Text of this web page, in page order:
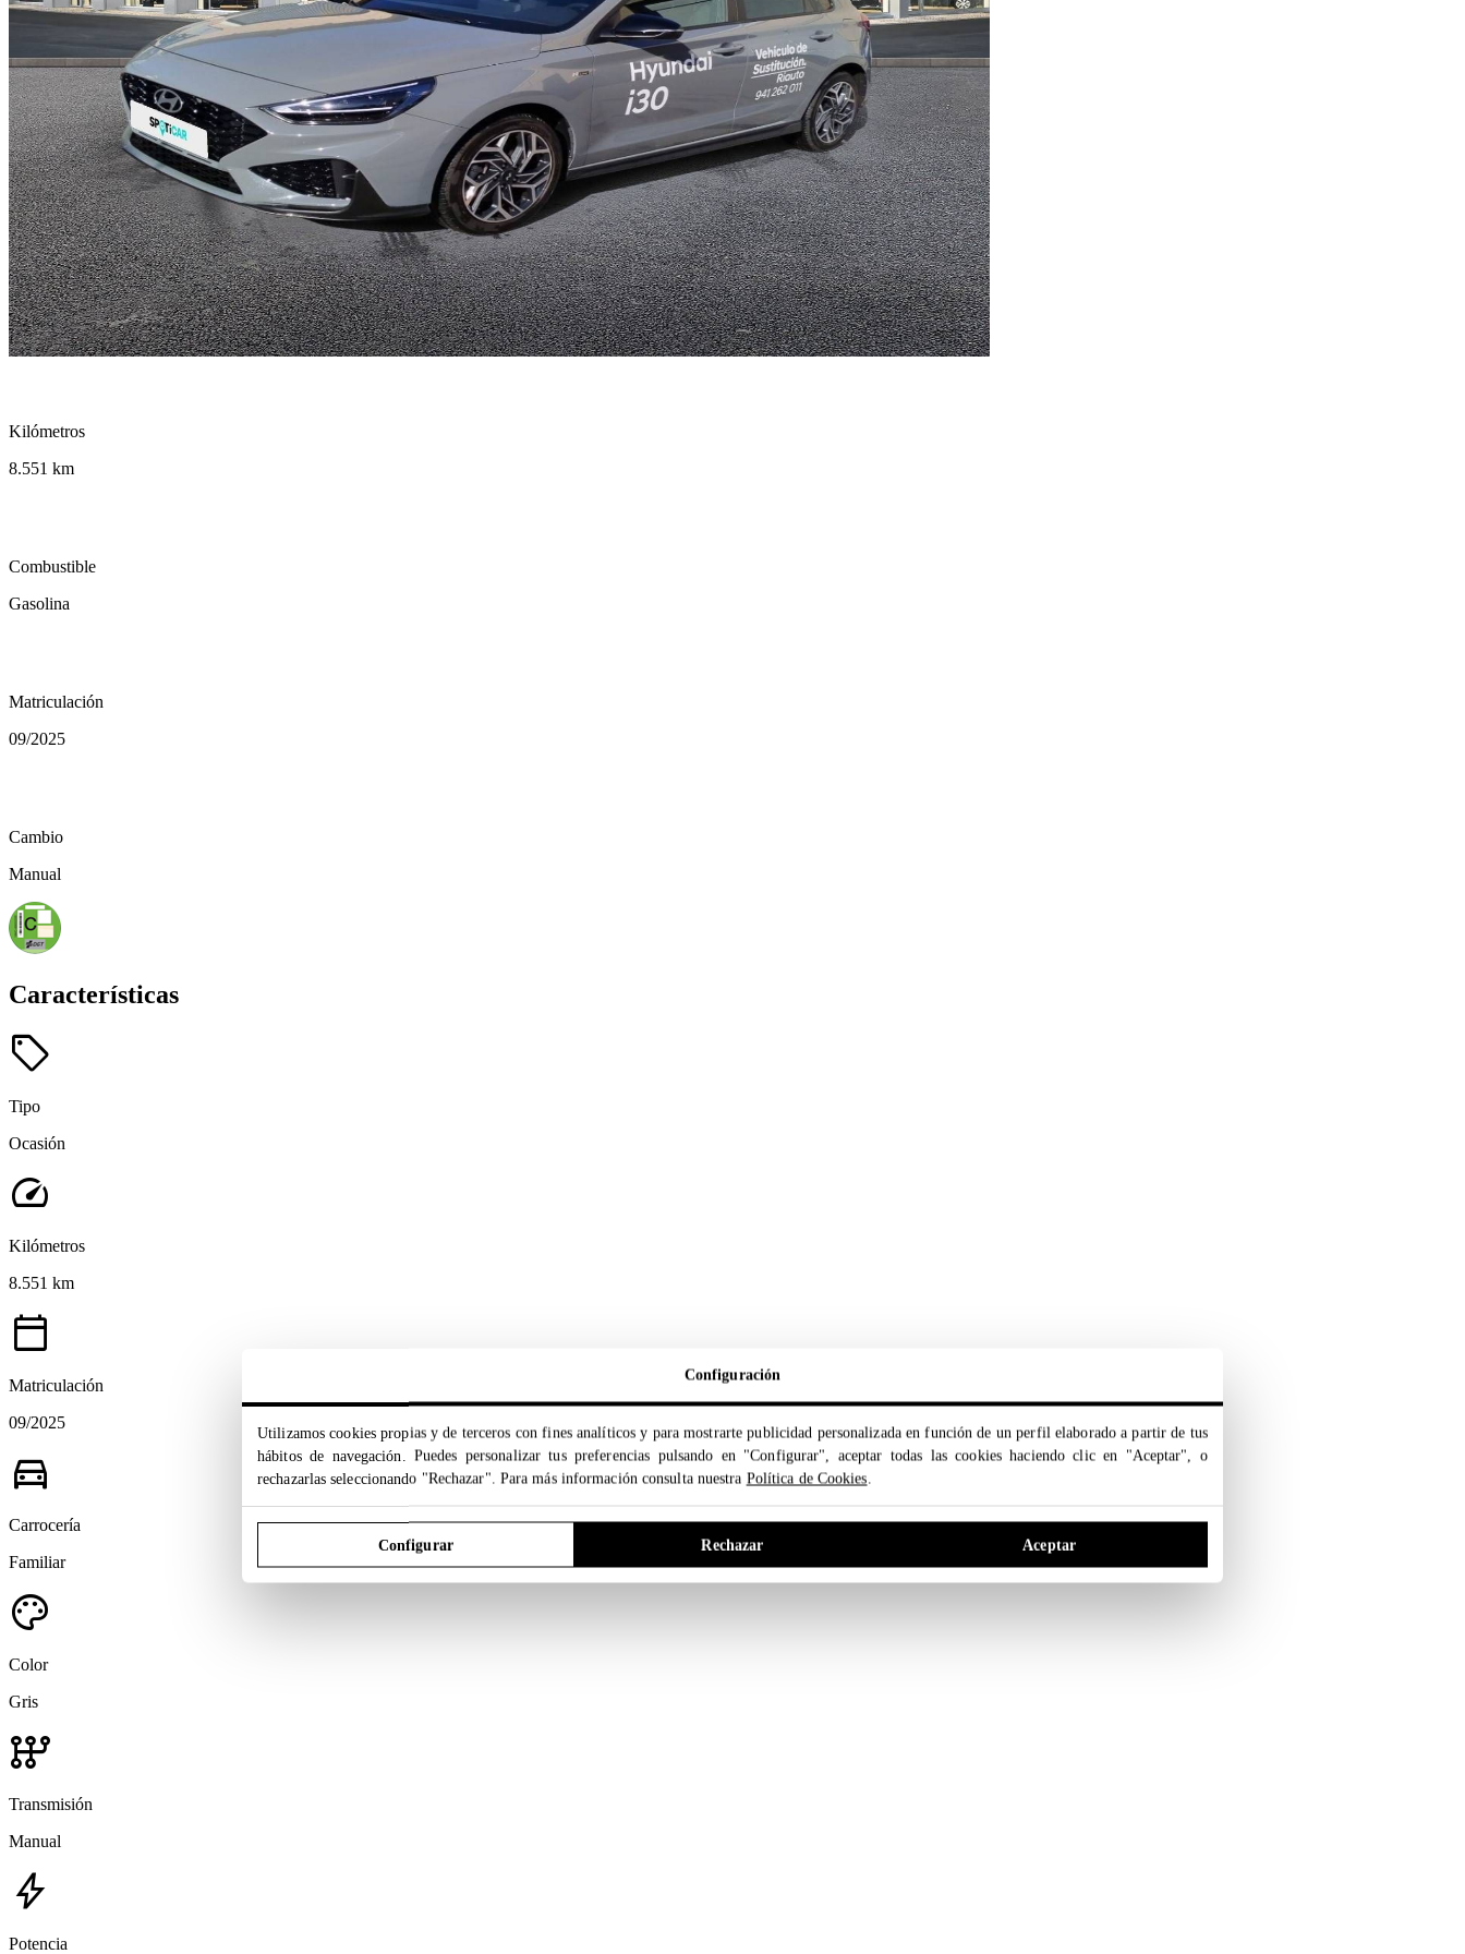
Kilómetros
8.551 km
Combustible
Gasolina
Matriculación
09/2025
Cambio
Manual
Características
sell
Tipo
Ocasión
speed
Kilómetros
8.551 km
calendar_today
Matriculación
09/2025
directions_car
Carrocería
Familiar
palette
Color
Gris
auto_transmission
Transmisión
Manual
bolt
Potencia
Configuración
Utilizamos cookies propias y de terceros con fines analíticos y para mostrarte publicidad personalizada en función de un perfil elaborado a partir de tus
hábitos de navegación. Puedes personalizar tus preferencias pulsando en "Configurar", aceptar todas las cookies haciendo clic en "Aceptar", o
rechazarlas seleccionando "Rechazar". Para más información consulta nuestra Política de Cookies.
Configurar Rechazar Aceptar